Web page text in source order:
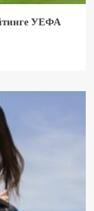
УЕФА